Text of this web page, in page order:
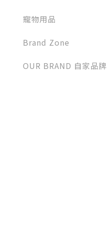
寵物用品
Brand Zone
OUR BRAND 自家品牌